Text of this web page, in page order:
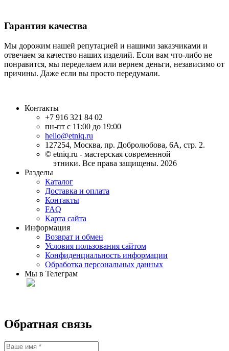
Гарантия качества
Мы дорожим нашей репутацией и нашими заказчиками и
отвечаем за качество наших изделий. Если вам что-либо не
понравится, мы переделаем или вернем деньги, независимо от
причины. Даже если вы просто передумали.
Контакты
+7 916 321 84 02
пн-пт с 11:00 до 19:00
hello@etniq.ru
127254, Москва, пр. Добролюбова, 6А, стр. 2.
© etniq.ru - мастерская современной
этники. Все права защищены. 2026
Разделы
Каталог
Доставка и оплата
Контакты
FAQ
Карта сайта
Информация
Возврат и обмен
Условия пользования сайтом
Конфиденциальность информации
Обработка персональных данных
Мы в Телеграм
Обратная связь